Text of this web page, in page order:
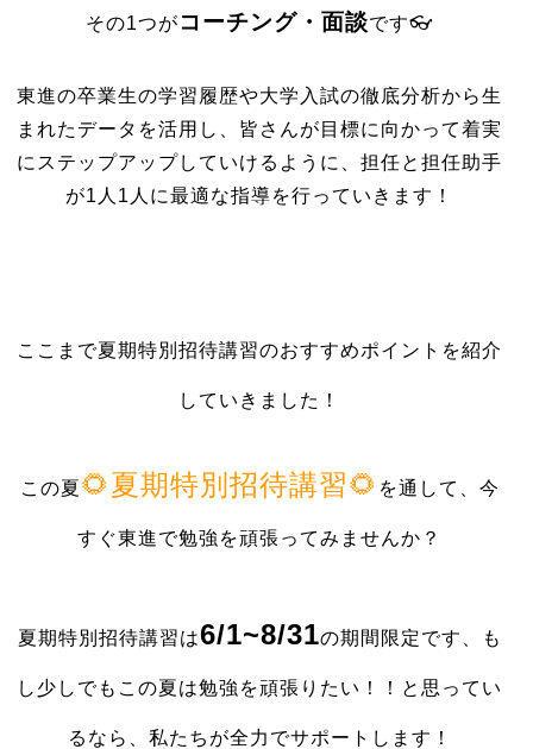
その1つがコーチング・面談です👓
東進の卒業生の学習履歴や大学入試の徹底分析から生
まれたデータを活用し、皆さんが目標に向かって着実
にステップアップしていけるように、担任と担任助手
が1人1人に最適な指導を行っていきます！
ここまで夏期特別招待講習のおすすめポイントを紹介
していきました！
この夏🌻夏期特別招待講習🌻 を通して、今
すぐ東進で勉強を頑張ってみませんか？
夏期特別招待講習は6/1~8/31の期間限定です、も
し少しでもこの夏は勉強を頑張りたい！！と思ってい
るなら、私たちが全力でサポートします！